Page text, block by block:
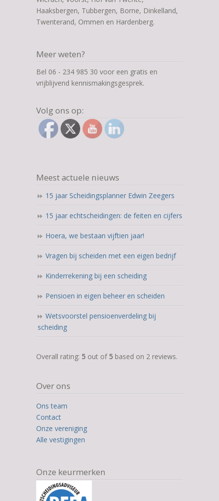
Haaksbergen, Tubbergen, Borne, Dinkelland,
Twenterand, Ommen en Hardenberg.
Meer weten?
Bel 06 - 234 985 30 voor een gratis en
vrijblijvend kennismakingsgesprek.
Volg ons op:
Meest actuele nieuws
15 jaar Scheidingsplanner Edwin Zeegers
15 jaar echtscheidingen: de feiten en cijfers
Hoera, we bestaan vijftien jaar!
Vragen bij scheiden met een eigen bedrijf
Kinderrekening bij een scheiding
Pensioen in eigen beheer en scheiden
Wetsvoorstel pensioenverdeling bij
scheiding
5,0
on
Overall rating: 5 out of 5 based on 2 reviews.
Over ons
Ons team
Contact
Onze vereniging
Alle vestigingen
Onze keurmerken